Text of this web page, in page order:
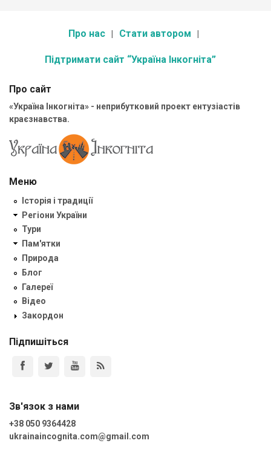
Про нас Стати автором
Підтримати сайт “Україна Інкогніта”
Про сайт
«Україна Інкогніта» - неприбутковий проект ентузіастів
краєзнавства.
Меню
Історія і традиції
Регіони України
Тури
Пам'ятки
Природа
Блог
Галереї
Відео
Закордон
Підпишіться
Зв'язок з нами
+38 050 9364428
ukrainaincognita.com@gmail.com